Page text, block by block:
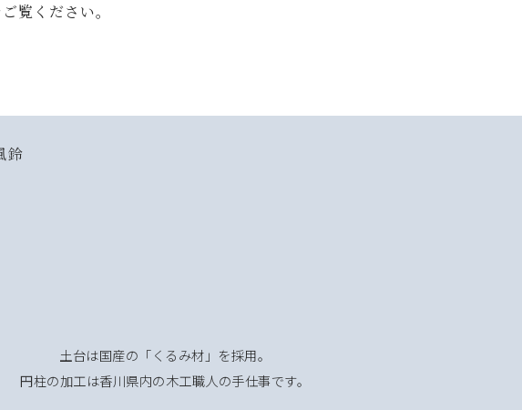
覧ください。
鈴
土台は国産の「くるみ材」を採用。
円柱の加工は香川県内の木工職人の手仕事です。